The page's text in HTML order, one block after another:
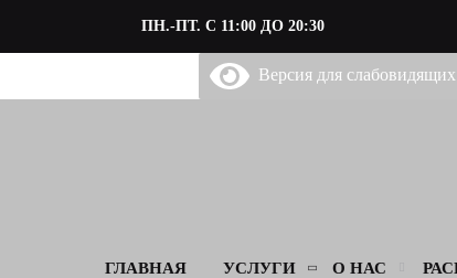
ПН.-ПТ. С 11:00 ДО 20:30
ГЛАВНАЯ УСЛУГИ О НАС
Версия для слабовидящих